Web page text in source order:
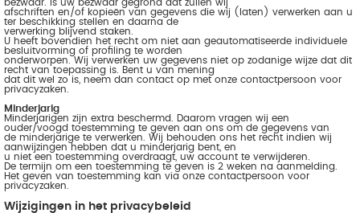
bezwaar. Is uw bezwaar gegrond dat zullen wij
afschriften en/of kopieën van gegevens die wij (laten) verwerken aan u
ter beschikking stellen en daarna de
verwerking blijvend staken.
U heeft bovendien het recht om niet aan geautomatiseerde individuele
besluitvorming of profiling te worden
onderworpen. Wij verwerken uw gegevens niet op zodanige wijze dat dit
recht van toepassing is. Bent u van mening
dat dit wel zo is, neem dan contact op met onze contactpersoon voor
privacyzaken.
Minderjarig
Minderjarigen zijn extra beschermd. Daarom vragen wij een
ouder/voogd toestemming te geven aan ons om de gegevens van
de minderjarige te verwerken. Wij behouden ons het recht indien wij
aanwijzingen hebben dat u minderjarig bent, en
u niet een toestemming overdraagt, uw account te verwijderen.
De termijn om een toestemming te geven is 2 weken na aanmelding.
Het geven van toestemming kan via onze contactpersoon voor
privacyzaken.
Wijzigingen in het privacybeleid